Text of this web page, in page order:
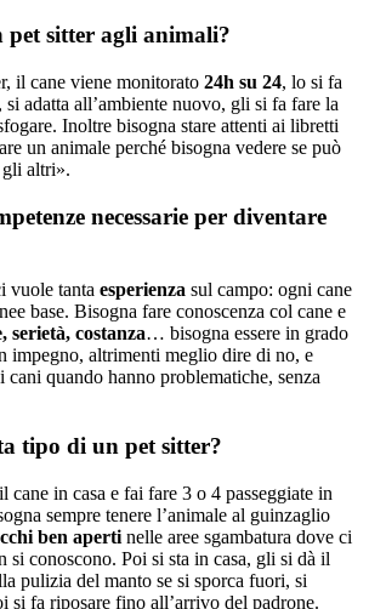
pet sitter agli animali?
il cane viene monitorato 24h su 24, lo si fa
, si adatta all’ambiente nuovo, gli si fa fare la
Inoltre bisogna stare attenti ai libretti
un animale perché bisogna vedere se può
gli altri».
necessarie per diventare
vuole tanta esperienza sul campo: ogni cane
base. Bisogna fare conoscenza col cane e
serietà, costanza… bisogna essere in grado
impegno, altrimenti meglio dire di no, e
cani quando hanno problematiche, senza
tipo di un pet sitter?
cane in casa e fai fare 3 o 4 passeggiate in
sempre tenere l’animale al guinzaglio
ben aperti nelle aree sgambatura dove ci
si conoscono. Poi si sta in casa, gli si dà il
pulizia del manto se si sporca fuori, si
si fa riposare fino all’arrivo del padrone.